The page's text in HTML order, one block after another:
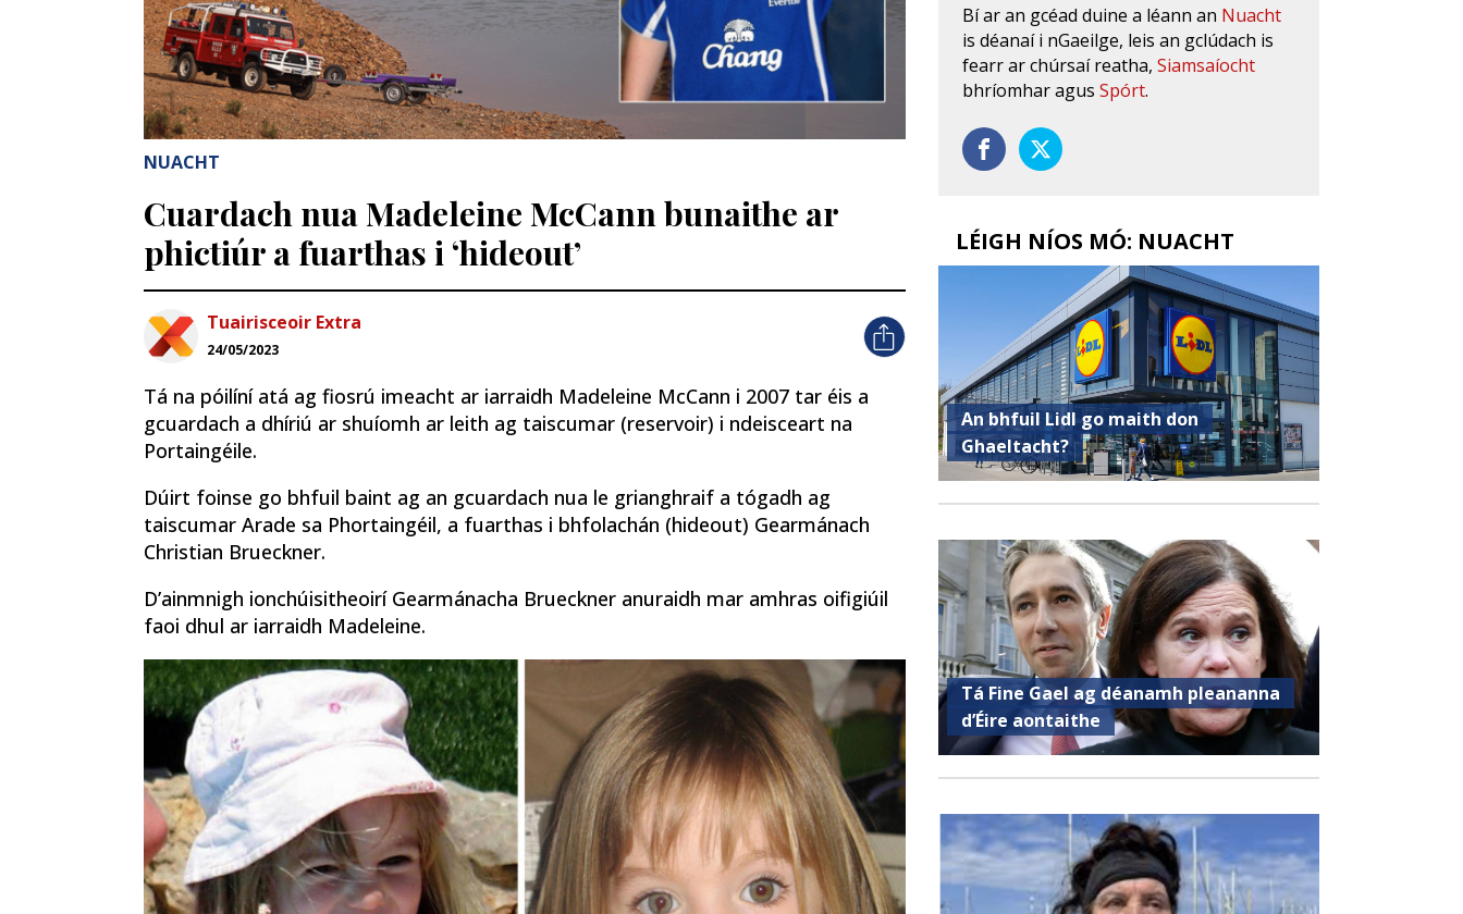
NUACHT
Cuardach nua Madeleine McCann bunaithe ar
phictiúr a fuarthas i ‘hideout’
Tuairisceoir Extra
24/05/2023
Tá na póilíní atá ag fiosrú imeacht ar iarraidh Madeleine McCann i 2007 tar éis a
gcuardach a dhíriú ar shuíomh ar leith ag taiscumar (reservoir) i ndeisceart na
Portaingéile.
Dúirt foinse go bhfuil baint ag an gcuardach nua le grianghraif a tógadh ag
taiscumar Arade sa Phortaingéil, a fuarthas i bhfolachán (hideout) Gearmánach
Christian Brueckner.
D’ainmnigh ionchúisitheoirí Gearmánacha Brueckner anuraidh mar amhras oifigiúil
faoi dhul ar iarraidh Madeleine.
Bí ar an gcéad duine a léann an Nuacht
is déanaí i nGaeilge, leis an gclúdach is
fearr ar chúrsaí reatha,Siamsaíocht
bhríomhar agusSpórt.
LÉIGH NÍOS MÓ: NUACHT
An bhfuil Lidl go maith don
Ghaeltacht?
Tá Fine Gael ag déanamh pleananna
d’Éire aontaithe